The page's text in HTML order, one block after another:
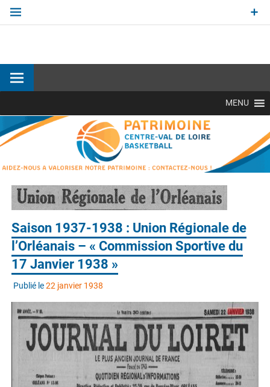
Aller
de Loire de BasketBall
MENU
Saison 1937-1938 : Union Régionale de
l’Orléanais – « Commission Sportive du
17 Janvier 1938 »
Publié le22 janvier 1938